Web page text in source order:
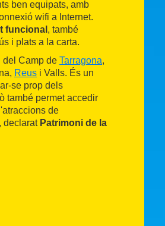
ben equipats, amb
wifi a Internet.
funcional , també
i plats a la carta.
del Camp de Tarragona,
Reus i Valls. És un
se prop dels
també permet accedir
de
declarat Patrimoni de la